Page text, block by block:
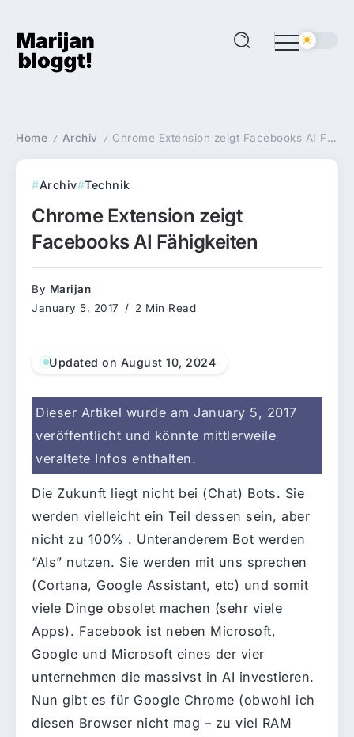
Home / Archiv / Chrome Extension zeigt Facebooks AI Fähigkeiten
Archiv Technik
Chrome Extension zeigt
Facebooks AI Fähigkeiten
By Marijan
January 5, 2017
2 Min Read
Updated on August 10, 2024
Dieser Artikel wurde am January 5, 2017
veröffentlicht und könnte mittlerweile
veraltete Infos enthalten.
Die Zukunft liegt nicht bei (Chat) Bots. Sie
werden vielleicht ein Teil dessen sein, aber
nicht zu 100% . Unteranderem Bot werden
“AIs” nutzen. Sie werden mit uns sprechen
(Cortana, Google Assistant, etc) und somit
viele Dinge obsolet machen (sehr viele
Apps). Facebook ist neben Microsoft,
Google und Microsoft eines der vier
unternehmen die massivst in AI investieren.
Nun gibt es für Google Chrome (obwohl ich
diesen Browser nicht mag – zu viel RAM